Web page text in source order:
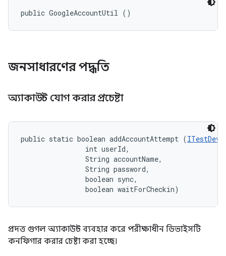
public GoogleAccountUtil ()
জনসাধারণের পদ্ধতি
অ্যাকাউন্ট যোগ করার প্রচেষ্টা
public static boolean addAccountAttempt (
                int userId,
                String accountName,
                String password,
                boolean sync,
                boolean waitForCheckin)
প্রদত্ত গুগল অ্যাকাউন্ট ব্যবহার করে পরীক্ষাধীন ডিভাইসটি
কনফিগার করার চেষ্টা করা হচ্ছে।